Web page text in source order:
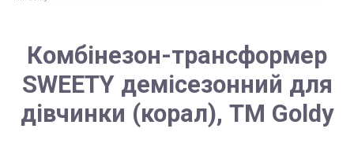
Комбінезон-трансформер
SWEETY демісезонний для
дівчинки (корал), ТМ Goldy